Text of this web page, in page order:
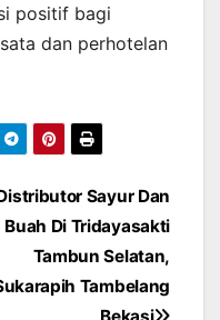
positif bagi
dan perhotelan
Sayur Dan
Buah Di Tridayasakti
Tambun Selatan,
Tambelang